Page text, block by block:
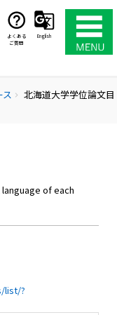
よくある
ご質問
English
chevron_right
北海道大学学位論文目
of each
list/?